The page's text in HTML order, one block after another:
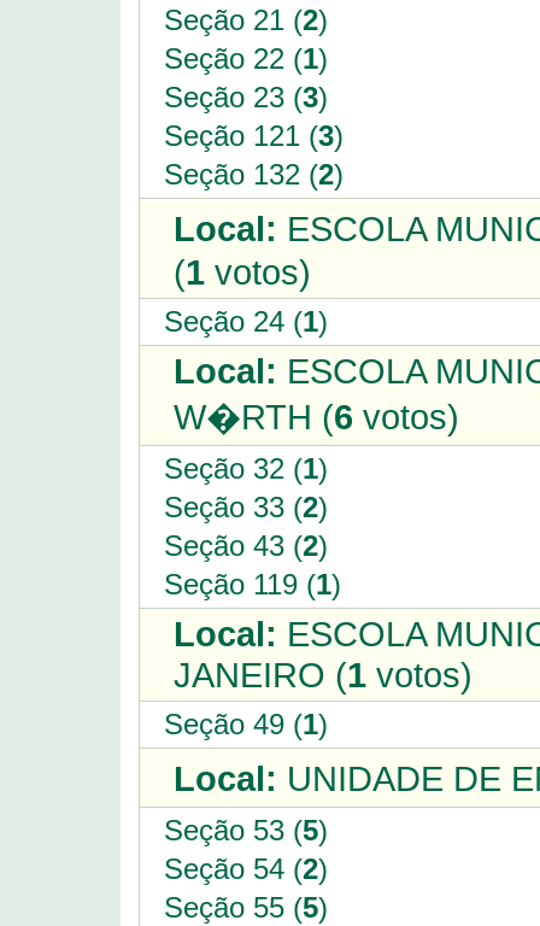
Seção 21 (2)
Seção 22 (1)
Seção 23 (3)
Seção 121 (3)
Seção 132 (2)
Local: ESCOLA
(1 votos)
Seção 24 (1)
Local: ESCOLA
W�RTH (6 votos)
Seção 32 (1)
Seção 33 (2)
Seção 43 (2)
Seção 119 (1)
Local: ESCOLA
JANEIRO (1 votos)
Seção 49 (1)
Local: UNIDADE DE
Seção 53 (5)
Seção 54 (2)
Seção 55 (5)